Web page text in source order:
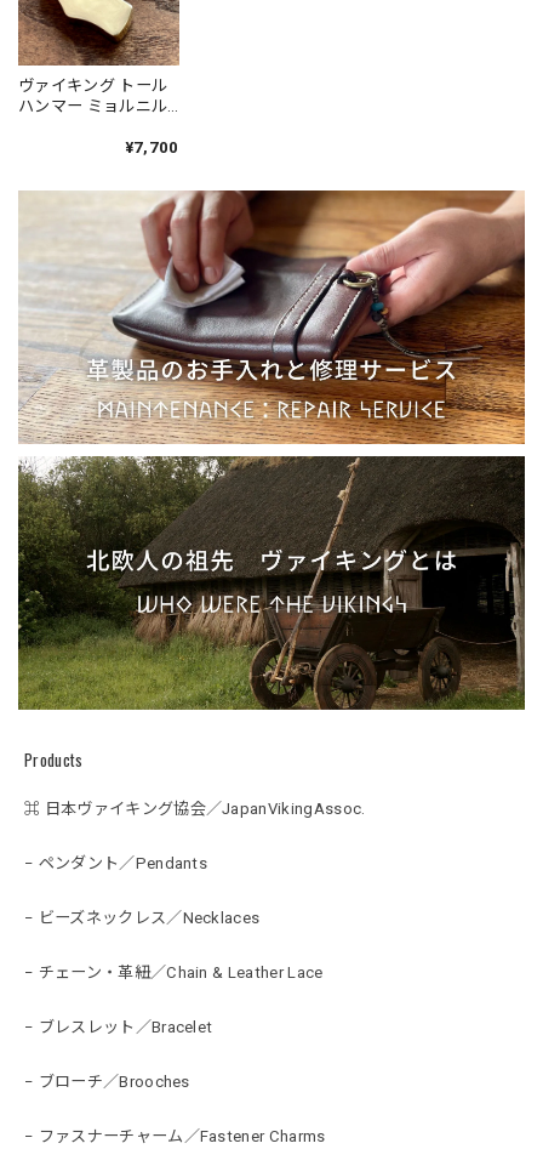
Products
⌘ 日本ヴァイキング協会／JapanVikingAssoc.
− ペンダント／Pendants
− ビーズネックレス／Necklaces
− チェーン・革紐／Chain & Leather Lace
− ブレスレット／Bracelet
− ブローチ／Brooches
− ファスナーチャーム／Fastener Charms
ヴァイキング トール
ハンマー ミョルニル
鹿革紐付 チェーン変
Hammer Mjöllnir
Pendant［Brass］／
北欧 アクセサリー
¥7,700